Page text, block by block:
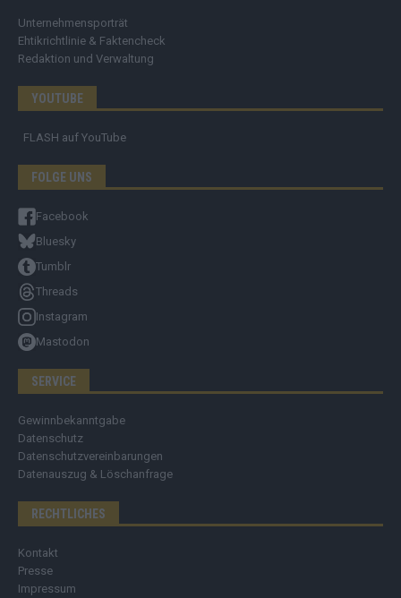
Unternehmensporträt
Ehtikrichtlinie & Faktencheck
Redaktion und Verwaltung
YOUTUBE
FLASH auf YouTube
FOLGE UNS
Facebook
Bluesky
Tumblr
Threads
Instagram
Mastodon
SERVICE
Gewinnbekanntgabe
Datenschutz
Datenschutzvereinbarungen
Datenauszug & Löschanfrage
RECHTLICHES
Kontakt
Presse
Impressum